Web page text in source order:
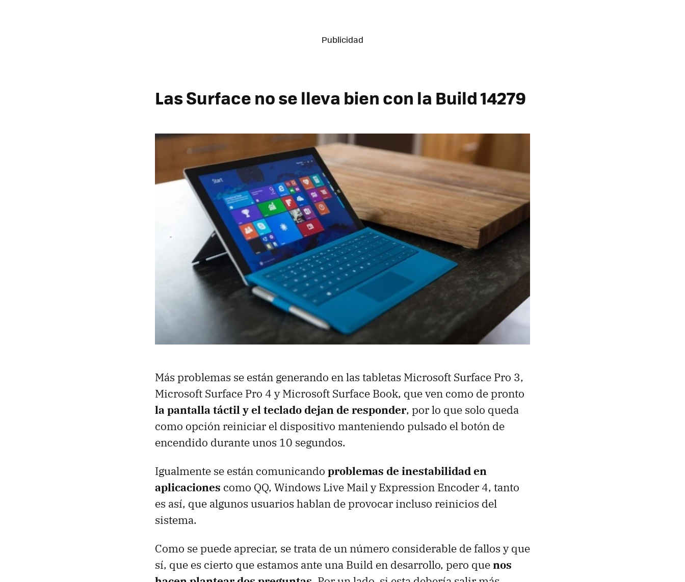
Las Surface no se lleva bien con la Build 14279
Más problemas se están generando en las tabletas Microsoft Surface Pro 3,
Microsoft Surface Pro 4 y Microsoft Surface Book, que ven como de pronto
la pantalla táctil y el teclado dejan de responder, por lo que solo queda
como opción reiniciar el dispositivo manteniendo pulsado el botón de
encendido durante unos 10 segundos.
Igualmente se están comunicando problemas de inestabilidad en
aplicaciones como QQ, Windows Live Mail y Expression Encoder 4, tanto
es así, que algunos usuarios hablan de provocar incluso reinicios del
sistema.
Como se puede apreciar, se trata de un número considerable de fallos y que
sí, que es cierto que estamos ante una Build en desarrollo, pero quenos